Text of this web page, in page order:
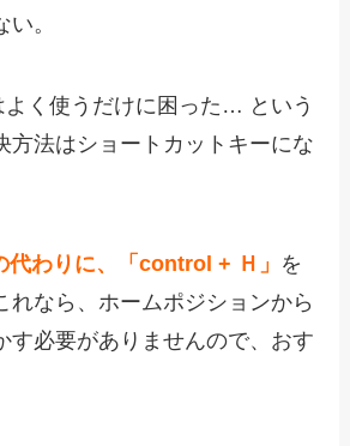
。
よく使うだけに困った… という
方法はショートカットキーにな
代わりに、「control + Ｈ」 を
れなら、ホームポジションから
す必要がありませんので、おす